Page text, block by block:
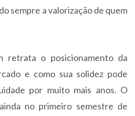
sempre a valorização de quem
retrata o posicionamento da
e como sua solidez pode
por muito mais anos. O
no primeiro semestre de